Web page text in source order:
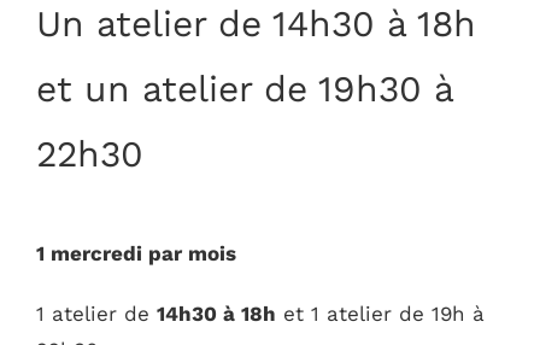
Un atelier de 14h30 à 18h
et un atelier de 19h30 à
22h30
1 mercredi par mois
1 atelier de 14h30 à 18h et 1 atelier de 19h à